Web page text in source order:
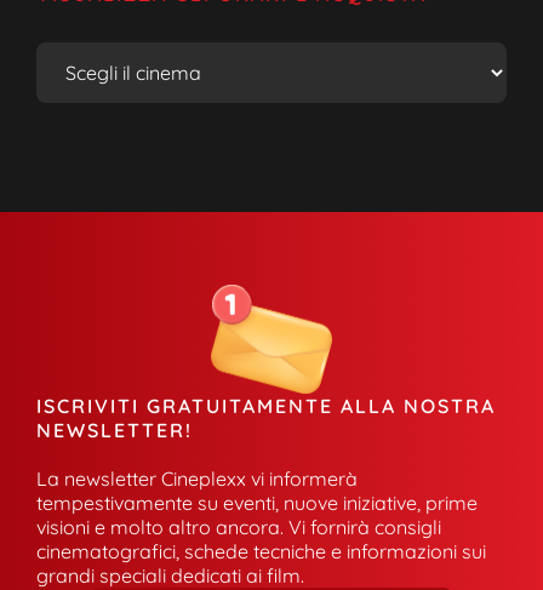
ISCRIVITI GRATUITAMENTE ALLA NOSTRA
NEWSLETTER!
La newsletter Cineplexx vi informerà
tempestivamente su eventi, nuove iniziative, prime
visioni e molto altro ancora. Vi fornirà consigli
cinematografici, schede tecniche e informazioni sui
grandi speciali dedicati ai film.